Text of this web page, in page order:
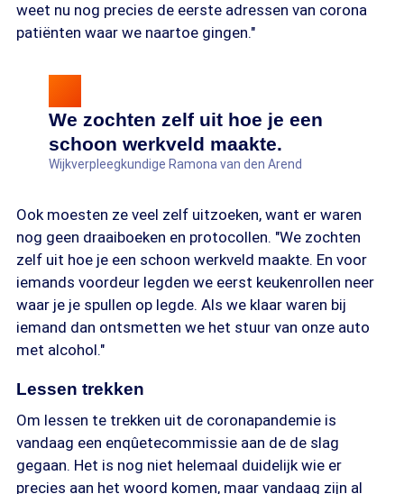
weet nu nog precies de eerste adressen van corona
patiënten waar we naartoe gingen."
We zochten zelf uit hoe je een
schoon werkveld maakte.
Wijkverpleegkundige Ramona van den Arend
Ook moesten ze veel zelf uitzoeken, want er waren
nog geen draaiboeken en protocollen. "We zochten
zelf uit hoe je een schoon werkveld maakte. En voor
iemands voordeur legden we eerst keukenrollen neer
waar je je spullen op legde. Als we klaar waren bij
iemand dan ontsmetten we het stuur van onze auto
met alcohol."
Lessen trekken
Om lessen te trekken uit de coronapandemie is
vandaag een enqûetecommissie aan de de slag
gegaan. Het is nog niet helemaal duidelijk wie er
precies aan het woord komen, maar vandaag zijn al